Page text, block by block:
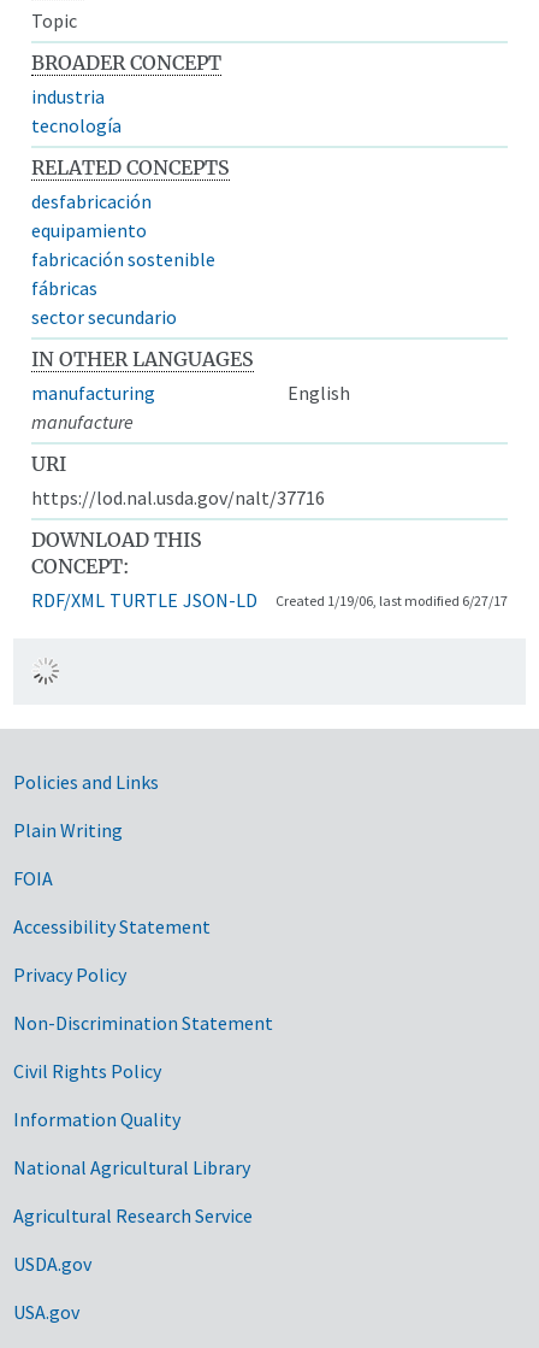
Topic
BROADER CONCEPT
industria
tecnología
RELATED CONCEPTS
desfabricación
equipamiento
fabricación sostenible
fábricas
sector secundario
IN OTHER LANGUAGES
manufacturing
English
manufacture
URI
https://lod.nal.usda.gov/nalt/37716
DOWNLOAD THIS
CONCEPT:
RDF/XML TURTLE JSON-LD Created 1/19/06, last modified 6/27/17
Government Links
Policies and Links
Plain Writing
FOIA
Accessibility Statement
Privacy Policy
Non-Discrimination Statement
Civil Rights Policy
Information Quality
National Agricultural Library
Agricultural Research Service
USDA.gov
USA.gov